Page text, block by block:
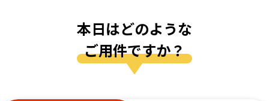
店舗、ATMの開設・統合・移転・閉店のお知らせ
あいち銀行のホームページを公開しました。
本日はどのような
ご用件ですか？